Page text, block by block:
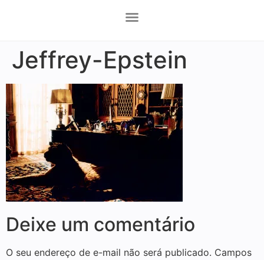
Jeffrey-Epstein
Deixe um comentário
O seu endereço de e-mail não será publicado. Campos